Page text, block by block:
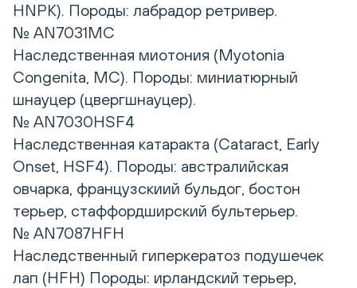
HNPK). Породы: лабрадор ретривер.
№ AN7031MC
Наследственная миотония (Myotonia
Congenita, MC). Породы: миниатюрный
шнауцер (цвергшнауцер).
№ AN7030HSF4
Наследственная катаракта (Cataract, Еarly
Оnset, HSF4). Породы: австралийская
овчарка, французскиий бульдог, бостон
терьер, стаффордширский бультерьер.
№ AN7087HFH
Наследственный гиперкератоз подушечек
лап (HFH) Породы: ирландский терьер,